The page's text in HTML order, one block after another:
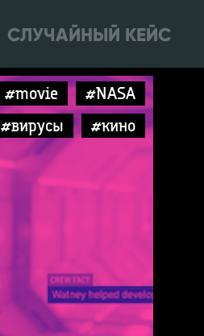
СЛУЧАЙНЫЙ КЕЙС
#movie
#NASA
#вирусы #кино